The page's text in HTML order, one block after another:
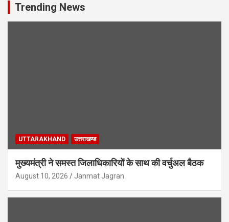
Trending News
UTTARAKHAND उत्तराखण्ड
मुख्यमंत्री ने समस्त जिलाधिकारियों के साथ की वर्चुअल बैठक
August 10, 2026 Janmat Jagran